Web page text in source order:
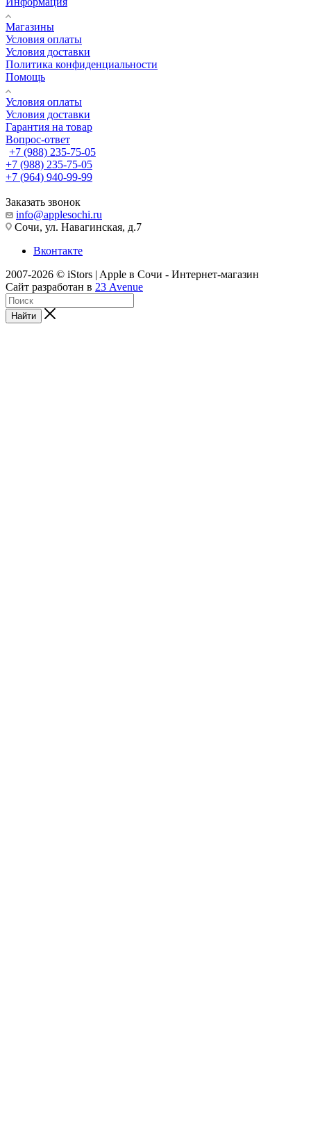
Магазины
Условия оплаты
Условия доставки
Политика конфиденциальности
Помощь
Условия оплаты
Условия доставки
Гарантия на товар
Вопрос-ответ
+7 (988) 235-75-05
+7 (988) 235-75-05
+7 (964) 940-99-99
Заказать звонок
info@applesochi.ru
Сочи, ул. Навагинская, д.7
Вконтакте
2007-2026 © iStors | Apple в Сочи - Интернет-магазин
Сайт разработан в 23 Avenue
Найти